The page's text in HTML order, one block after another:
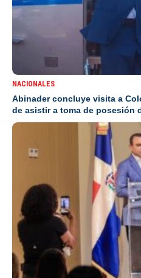
NACIONALES
Abinader concluye visita a
de asistir a toma de posesión